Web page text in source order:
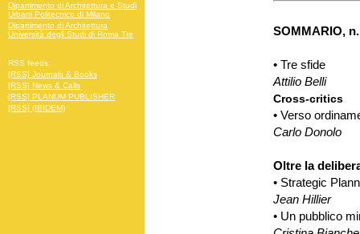
SOMMARIO,
• Tre sfide
Attilio Belli
Cross-critics
• Verso
Carlo Donolo
Oltre la
• Strategic
Jean Hillier
• Un pubblico
Dipartimento di Architettura e Studi
Urbani Politecnico di Milano
Dipartimento di Architettura
Università degli Studi di Roma Tre
RSS feeds:
[RSS] Journals & Books
[RSS] News & Calls
[RSS] PLANUM PUBLISHER
[RSS] (IBIDEM)